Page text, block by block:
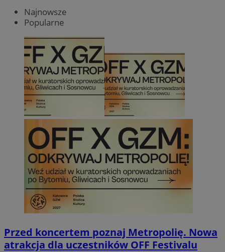
Najnowsze
Popularne
Przed koncertem poznaj Metropolię. Nowa
atrakcja dla uczestników OFF Festivalu